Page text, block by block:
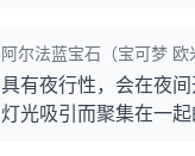
阿尔法蓝宝石（宝可梦 欧
具有夜行性，会在夜
灯光吸引而聚集在一起